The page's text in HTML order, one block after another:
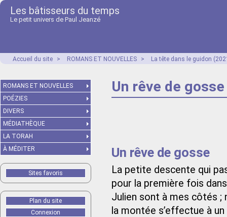
Les bâtisseurs du temps
Le petit univers de Paul Jeanzé
Accueil du site > ROMANS ET NOUVELLES > La tête dans le guidon
Un rêve de gosse
Un rêve de gosse
La petite descente qui
pour la première fois
Julien sont à mes côtés
la montée s’effectue à
ROMANS ET NOUVELLES
POÉZIES
DIVERS
MÉDIATHÈQUE
LA TORAH
À MÉDITER
Sites favoris
Plan du site
Connexion